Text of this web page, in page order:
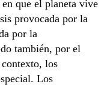
que el planeta vive
provocada por la
por la
también, por el
los
Los